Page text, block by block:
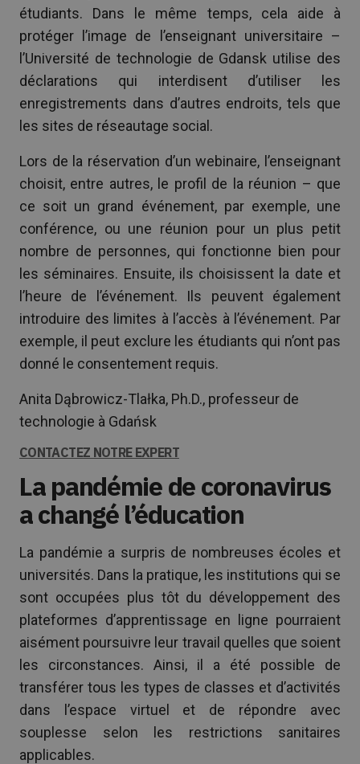
étudiants. Dans le même temps, cela aide à
protéger l’image de l’enseignant universitaire –
l’Université de technologie de Gdansk utilise des
déclarations qui interdisent d’utiliser les
enregistrements dans d’autres endroits, tels que
les sites de réseautage social.
Lors de la réservation d’un webinaire, l’enseignant
choisit, entre autres, le profil de la réunion – que
ce soit un grand événement, par exemple, une
conférence, ou une réunion pour un plus petit
nombre de personnes, qui fonctionne bien pour
les séminaires. Ensuite, ils choisissent la date et
l’heure de l’événement. Ils peuvent également
introduire des limites à l’accès à l’événement. Par
exemple, il peut exclure les étudiants qui n’ont pas
donné le consentement requis.
Anita Dąbrowicz-Tlałka, Ph.D., professeur de
technologie à Gdańsk
CONTACTEZ NOTRE EXPERT
La pandémie de coronavirus
a changé l’éducation
La pandémie a surpris de nombreuses écoles et
universités. Dans la pratique, les institutions qui se
sont occupées plus tôt du développement des
plateformes d’apprentissage en ligne pourraient
aisément poursuivre leur travail quelles que soient
les circonstances. Ainsi, il a été possible de
transférer tous les types de classes et d’activités
dans l’espace virtuel et de répondre avec
souplesse selon les restrictions sanitaires
applicables.